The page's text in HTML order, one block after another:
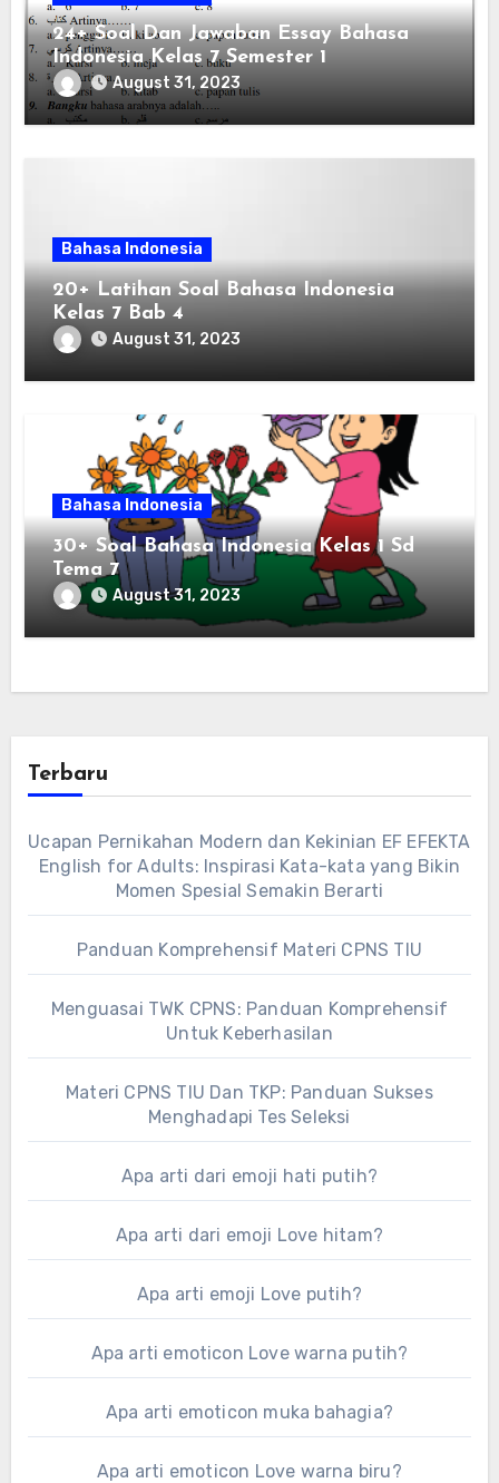
24+ Soal Dan Jawaban Essay Bahasa
Indonesia Kelas 7 Semester 1
August 31, 2023
Bahasa Indonesia
20+ Latihan Soal Bahasa Indonesia
Kelas 7 Bab 4
August 31, 2023
Bahasa Indonesia
30+ Soal Bahasa Indonesia Kelas 1 Sd
Tema 7
August 31, 2023
Terbaru
Ucapan Pernikahan Modern dan Kekinian EF EFEKTA
English for Adults: Inspirasi Kata-kata yang Bikin
Momen Spesial Semakin Berarti
Panduan Komprehensif Materi CPNS TIU
Menguasai TWK CPNS: Panduan Komprehensif
Untuk Keberhasilan
Materi CPNS TIU Dan TKP: Panduan Sukses
Menghadapi Tes Seleksi
Apa arti dari emoji hati putih?
Apa arti dari emoji Love hitam?
Apa arti emoji Love putih?
Apa arti emoticon Love warna putih?
Apa arti emoticon muka bahagia?
Apa arti emoticon Love warna biru?